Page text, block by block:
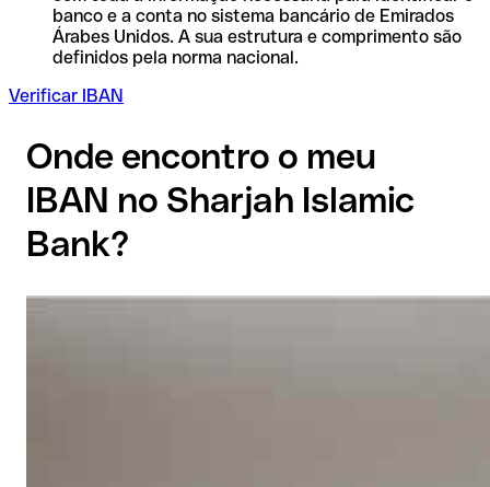
banco e a conta no sistema bancário de Emirados
Árabes Unidos. A sua estrutura e comprimento são
definidos pela norma nacional.
Verificar IBAN
Onde encontro o meu
IBAN no Sharjah Islamic
Bank?